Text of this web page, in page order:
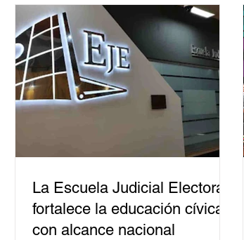
La Escuela Judicial Electoral
fortalece la educación cívica
con alcance nacional